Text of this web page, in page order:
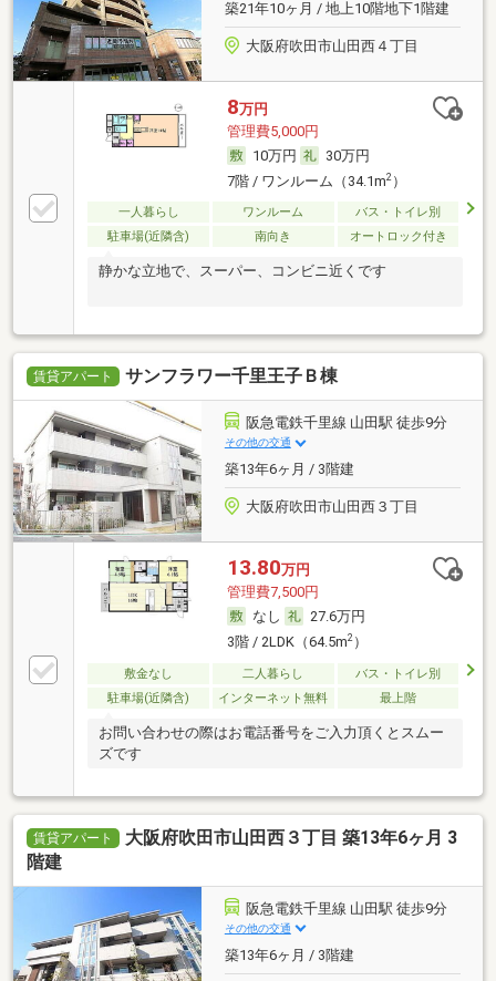
築21年10ヶ月 / 地上10階地下1階建
大阪府吹田市山田西４丁目
8万円
管理費5,000円
10万円
30万円
7階 / ワンルーム（34.1m2）
一人暮らし ワンルーム
バス・トイレ別
駐車場(近隣含)
南向き オートロック付き
静かな立地で、スーパー、コンビニ近くです
賃貸アパート サンフラワー千里王子Ｂ棟
阪急電鉄千里線 山田駅 徒歩9分
その他の交通
築13年6ヶ月 / 3階建
大阪府吹田市山田西３丁目
13.80万円
管理費7,500円
なし
27.6万円
3階 / 2LDK（64.5m2）
敷金なし 二人暮らし
バス・トイレ別
駐車場(近隣含)
インターネット無料 最上階
お問い合わせの際はお電話番号をご入力頂くとスムー
ズです
賃貸アパート
大阪府吹田市山田西３丁目 築13年6ヶ月 3
階建
阪急電鉄千里線 山田駅 徒歩9分
その他の交通
築13年6ヶ月 / 3階建